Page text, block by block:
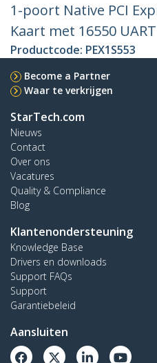
1-poort Native PCI
Kaart met 16550 UART
Productcode: PEX1S553
Become a Partner
Waar te verkrijgen
StarTech.com
Nieuws
Contact
Over ons
Vacatures
Quality & Compliance
Blog
Klantenondersteuning
Knowledge Base
Drivers en downloads
Support FAQs
Support
Garantiebeleid
Aansluiten